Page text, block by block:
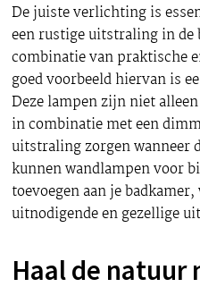
De juiste verlichting is
een rustige uitstraling in de
combinatie van praktische
goed voorbeeld hiervan is
Deze lampen zijn niet
in combinatie met een
uitstraling zorgen wanneer
kunnen wandlampen voor
toevoegen aan je
uitnodigende en gezellige
Haal de natuur